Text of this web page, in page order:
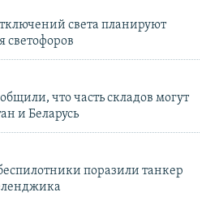
света планируют
светофоров
что часть складов могут
и Беларусь
поразили танкер